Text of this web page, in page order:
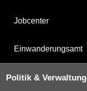
Jobcenter
Einwanderungsamt
Politik & Verwaltung